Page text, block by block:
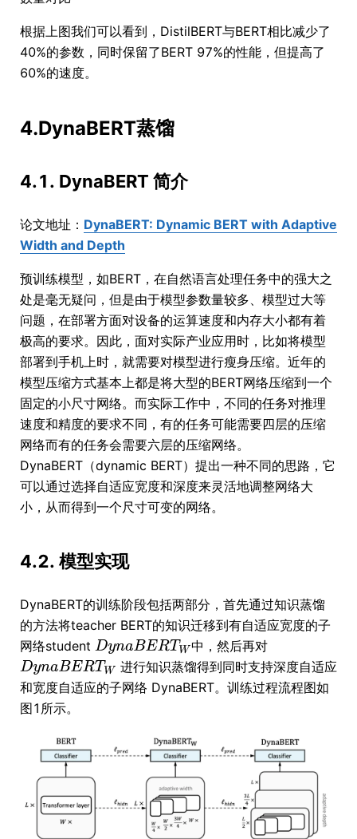
根据上图我们可以看到，DistilBERT与BERT相比减少了
40%的参数，同时保留了BERT 97%的性能，但提高了
60%的速度。
4.DynaBERT蒸馏
4.1. DynaBERT 简介
论文地址： DynaBERT: Dynamic BERT with Adaptive
Width and Depth
预训练模型，如BERT，在自然语言处理任务中的强大之
处是毫无疑问，但是由于模型参数量较多、模型过大等
问题，在部署方面对设备的运算速度和内存大小都有着
极高的要求。因此，面对实际产业应用时，比如将模型
部署到手机上时，就需要对模型进行瘦身压缩。近年的
模型压缩方式基本上都是将大型的BERT网络压缩到一个
固定的小尺寸网络。而实际工作中，不同的任务对推理
速度和精度的要求不同，有的任务可能需要四层的压缩
网络而有的任务会需要六层的压缩网络。
DynaBERT（dynamic BERT）提出一种不同的思路，它
可以通过选择自适应宽度和深度来灵活地调整网络大
小，从而得到一个尺寸可变的网络。
4.2. 模型实现
DynaBERT的训练阶段包括两部分，首先通过知识蒸馏
的方法将teacher BERT的知识迁移到有自适应宽度的子
网络student
中，然后再对
进行知识蒸馏得到同时支持深度自适应
和宽度自适应的子网络 DynaBERT。训练过程流程图如
图1所示。